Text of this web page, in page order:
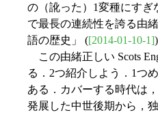
の（訛った）1変種にす
で最長の連続性を誇る由
語の歴史」 ([2014-01-10-1]
この由緒正しい Scots
る．2つ紹介しよう．1つ
ある．カバーする時代は
発展した中世後期から，